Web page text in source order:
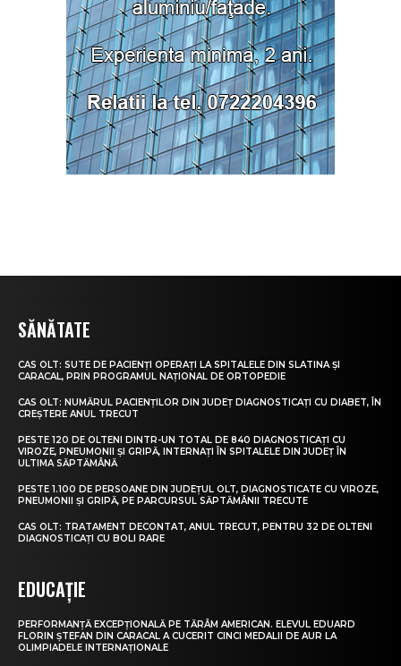
SĂNĂTATE
CAS OLT: SUTE DE PACIENȚI OPERAȚI LA SPITALELE DIN SLATINA ȘI
CARACAL, PRIN PROGRAMUL NAȚIONAL DE ORTOPEDIE
CAS OLT: NUMĂRUL PACIENȚILOR DIN JUDEȚ DIAGNOSTICAȚI CU DIABET, ÎN
CREȘTERE ANUL TRECUT
PESTE 120 DE OLTENI DINTR-UN TOTAL DE 840 DIAGNOSTICAȚI CU
VIROZE, PNEUMONII ȘI GRIPĂ, INTERNAȚI ÎN SPITALELE DIN JUDEȚ ÎN
ULTIMA SĂPTĂMÂNĂ
PESTE 1.100 DE PERSOANE DIN JUDEȚUL OLT, DIAGNOSTICATE CU VIROZE,
PNEUMONII ȘI GRIPĂ, PE PARCURSUL SĂPTĂMÂNII TRECUTE
CAS OLT: TRATAMENT DECONTAT, ANUL TRECUT, PENTRU 32 DE OLTENI
DIAGNOSTICAȚI CU BOLI RARE
EDUCAȚIE
PERFORMANȚĂ EXCEPȚIONALĂ PE TĂRÂM AMERICAN. ELEVUL EDUARD
FLORIN ȘTEFAN DIN CARACAL A CUCERIT CINCI MEDALII DE AUR LA
OLIMPIADELE INTERNAȚIONALE